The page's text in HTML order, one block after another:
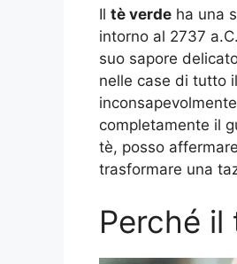
Il tè verde ha una
intorno al 2737
suo sapore
nelle case di tutto
completamente il
tè, posso
trasformare una
Perché